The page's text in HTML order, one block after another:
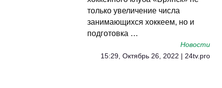
только увеличение числа
занимающихся хоккеем, но и
подготовка …
Новости
15:29, Октябрь 26, 2022 | 24tv.pro